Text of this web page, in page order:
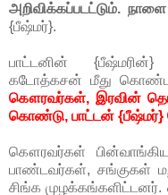
அறிவிக்கப்படட்டும்.
{பீஷ்மர்}.
பாட்டனின்
கடோத்கசன் மீது கொண்ட
கௌரவர்கள், இரவின்
கொண்டு, பாட்டன்
கௌரவர்கள்
பாண்டவர்கள், சங்குகள்
சிங்க முழக்கங்களிட்டனர்.